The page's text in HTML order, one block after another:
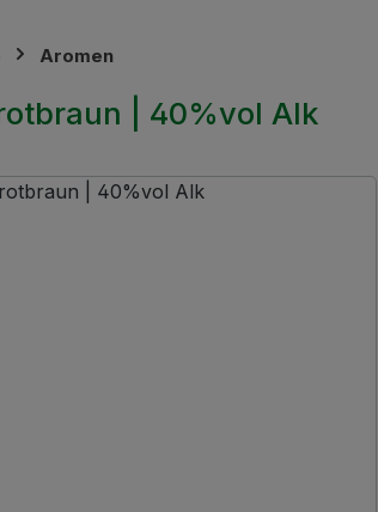
Aromen
| 40%vol Alk